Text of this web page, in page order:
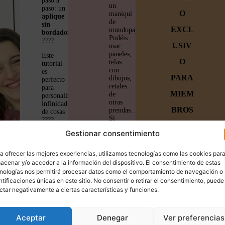
Gestionar consentimiento
ofrecer las mejores experiencias, utilizamos tecnologías como las cookies para
y/o acceder a la información del dispositivo. El consentimiento de estas
nos permitirá procesar datos como el comportamiento de navegación o
únicas en este sitio. No consentir o retirar el consentimiento, puede
negativamente a ciertas características y funciones.
Aceptar Denegar Ver preferencias
paso: un
aplique
sin
bordadora
????
Este
tutorial
es
perfecto
para
personalizar
infinidad
de cosas
????
un
maniquí
de
mundopaperpiecing.
Podéis
usar
paneles,
telas
con
dibujos,
retales
de
otras
prendas…
Si
gustan
bloques
poned
en
la
lupa
«paper
saldrán
varios.
O
EXCL
USIV
O
PARA
MIEM
BROS
familia
y
crear